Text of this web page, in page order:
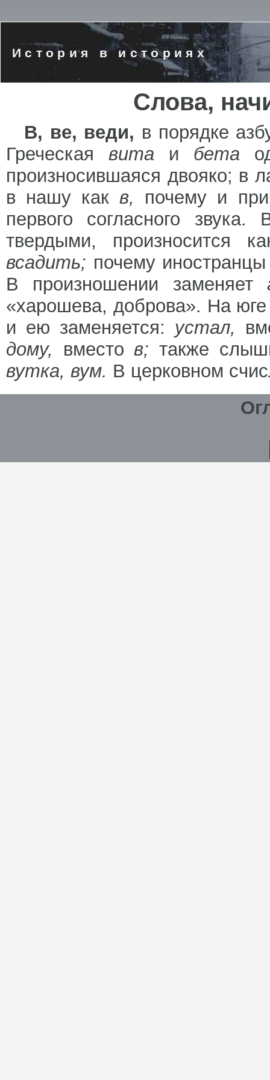
История в историях
Слова,
В, ве, веди, в порядке
Греческая вита и бета
произносившаяся двояко; в
в нашу какв, почему и
первого согласного
твердыми, произносится
всадить; почему
В произношении заменяет
«харошева, доброва». На
и ею заменяется: устал,
дому, вместов;также
вутка, вум. В церковном